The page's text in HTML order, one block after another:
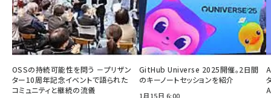
OSSの持続可能性を問う －プリザン
ター10周年記念イベントで語られた
コミュニティと継続の流儀
GitHub Universe 2025開催。2日間
のキーノートセッションを紹介
1月15日 6:00